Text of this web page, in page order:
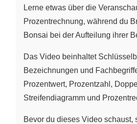
Lerne etwas über die
Prozentrechnung, während du
Bonsai bei der Aufteilung ihrer
Das Video beinhaltet
Bezeichnungen und
Prozentwert, Prozentzahl,
Streifendiagramm und
Bevor du dieses Video schaust,